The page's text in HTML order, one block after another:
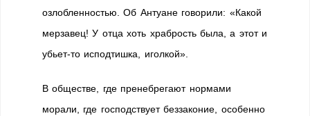
озлобленностью. Об Антуане говорили: «Какой
мерзавец! У отца хоть храбрость была, а этот и
убьет-то исподтишка, иголкой».
В обществе, где пренебрегают нормами
морали, где господствует беззаконие, особенно